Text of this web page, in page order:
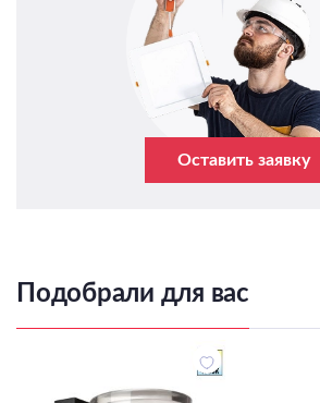
Оставить заявку
Подобрали для вас